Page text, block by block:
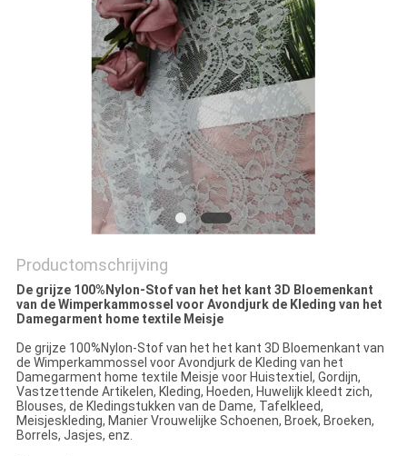
Productomschrijving
De grijze 100%Nylon-Stof van het het kant 3D Bloemenkant
van de Wimperkammossel voor Avondjurk de Kleding van het
Damegarment home textile Meisje
De grijze 100%Nylon-Stof van het het kant 3D Bloemenkant van
de Wimperkammossel voor Avondjurk de Kleding van het
Damegarment home textile Meisje voor Huistextiel, Gordijn,
Vastzettende Artikelen, Kleding, Hoeden, Huwelijk kleedt zich,
Blouses, de Kledingstukken van de Dame, Tafelkleed,
Meisjeskleding, Manier Vrouwelijke Schoenen, Broek, Broeken,
Borrels, Jasjes, enz.